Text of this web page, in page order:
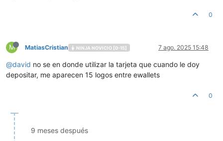
0
M MatiasCristian NINJA NOVICIO [0-15] 7 ago. 2025 15:48
@david no se en donde utilizar la tarjeta que cuando le doy
depositar, me aparecen 15 logos entre ewallets
0
9 meses después